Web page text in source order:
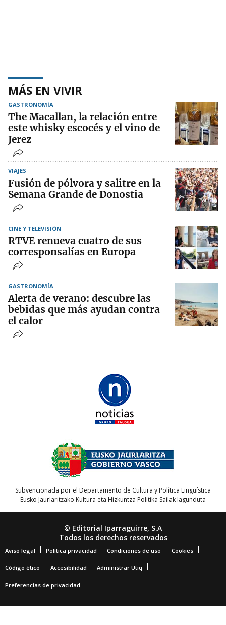
MÁS EN VIVIR
GASTRONOMÍA
The Macallan, la relación entre
este whisky escocés y el vino de
Jerez
VIAJES
Fusión de pólvora y salitre en la
Semana Grande de Donostia
CINE Y TELEVISIÓN
RTVE renueva cuatro de sus
corresponsalías en Europa
GASTRONOMÍA
Alerta de verano: descubre las
bebidas que más ayudan contra
el calor
Subvencionada por el Departamento de Cultura y Política Lingüística
Eusko Jaurlaritzako Kultura eta Hizkuntza Politika Sailak lagunduta
© Editorial Iparraguirre, S.A
Todos los derechos reservados
Aviso legal Política privacidad Condiciones de uso Cookies
Código ético Accesibilidad Administrar Utiq
Preferencias de privacidad